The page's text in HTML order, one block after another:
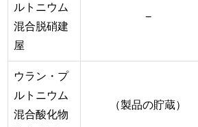
ルトニウム
混合脱硝建
屋
−
ウラン・プ
ルトニウム
混合酸化物
（製品の貯蔵）